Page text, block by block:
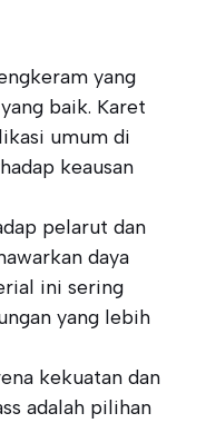
yang
baik. Karet
umum di
keausan
pelarut dan
daya
ini sering
yang lebih
kekuatan dan
adalah pilihan